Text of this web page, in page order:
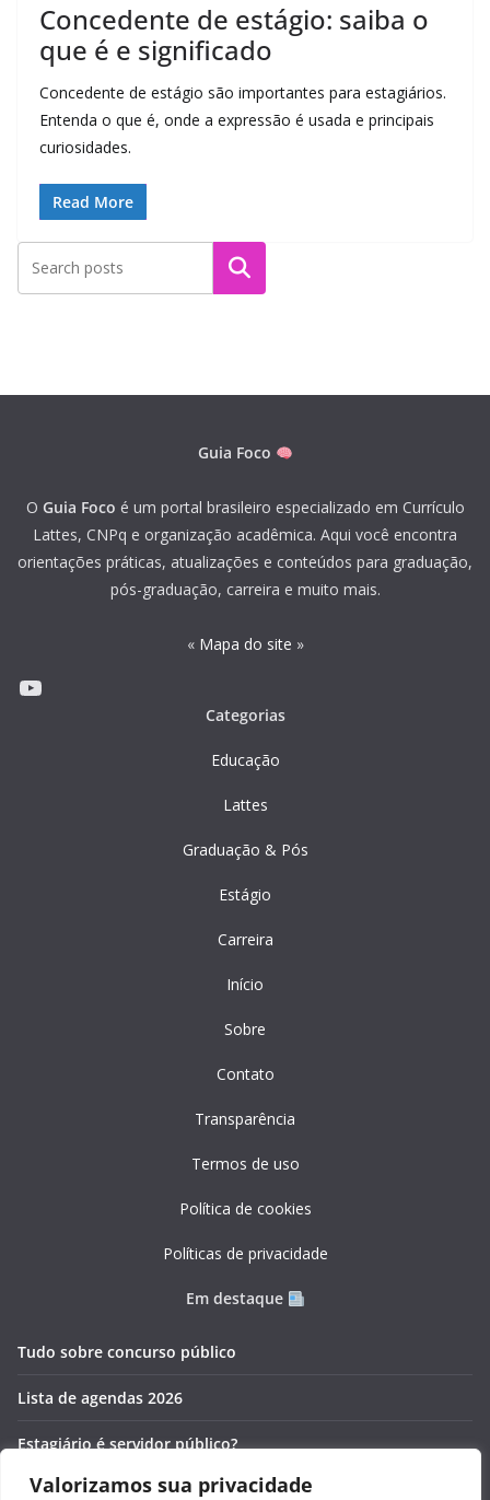
Valorizamos sua privacidade
Concedente de estágio: saiba o
que é e significado
Concedente de estágio são importantes para estagiários.
Entenda o que é, onde a expressão é usada e principais
curiosidades.
Read More
Pesquisar
Guia Foco
O Guia Foco é um portal brasileiro especializado em Currículo
Lattes, CNPq e organização acadêmica. Aqui você encontra
orientações práticas, atualizações e conteúdos para graduação,
pós-graduação, carreira e muito mais.
« Mapa do site »
Youtube
Categorias
Educação
Lattes
Graduação & Pós
Estágio
Carreira
Início
Sobre
Contato
Transparência
Termos de uso
Política de cookies
Políticas de privacidade
Em destaque
Tudo sobre concurso público
Lista de agendas 2026
Estagiário é servidor público?
Pós-graduação gratuita 2026